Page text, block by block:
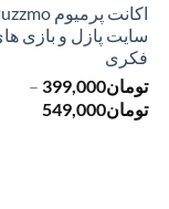
سایت پازل و بازی
فکری
تومان399,000
–
تومان549,000